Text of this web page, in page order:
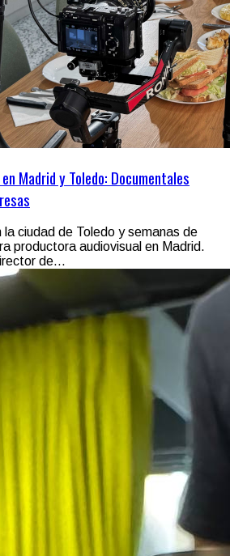
Madrid y Toledo: Documentales
ciudad de Toledo y semanas de
productora audiovisual en Madrid.
de...